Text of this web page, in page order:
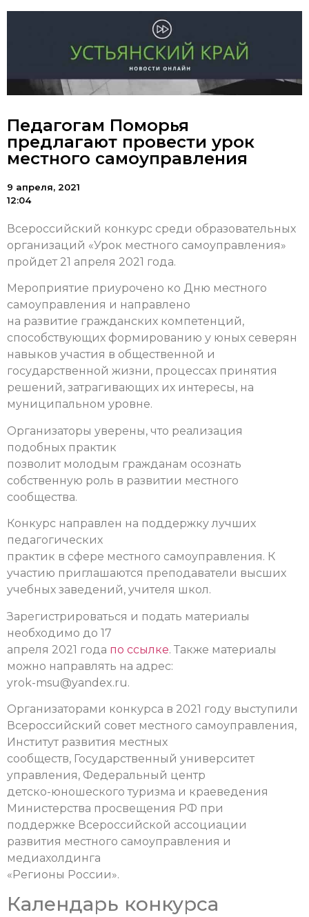
Педагогам Поморья
предлагают провести урок
местного самоуправления
9 апреля, 2021
12:04
Всероссийский конкурс среди образовательных
организаций «Урок местного самоуправления»
пройдет 21 апреля 2021 года.
Мероприятие приурочено ко Дню местного
самоуправления и направлено
на развитие гражданских компетенций,
способствующих формированию у юных северян
навыков участия в общественной и
государственной жизни, процессах принятия
решений, затрагивающих их интересы, на
муниципальном уровне.
Организаторы уверены, что реализация
подобных практик
позволит молодым гражданам осознать
собственную роль в развитии местного
сообщества.
Конкурс направлен на поддержку лучших
педагогических
практик в сфере местного самоуправления. К
участию приглашаются преподаватели высших
учебных заведений, учителя школ.
Зарегистрироваться и подать материалы
необходимо до 17
апреля 2021 года по ссылке. Также материалы
можно направлять на адрес:
yrok-msu@yandex.ru.
Организаторами конкурса в 2021 году выступили
Всероссийский совет местного самоуправления,
Институт развития местных
сообществ, Государственный университет
управления, Федеральный центр
детско-юношеского туризма и краеведения
Министерства просвещения РФ при
поддержке Всероссийской ассоциации
развития местного самоуправления и
медиахолдинга
«Регионы России».
Календарь конкурса